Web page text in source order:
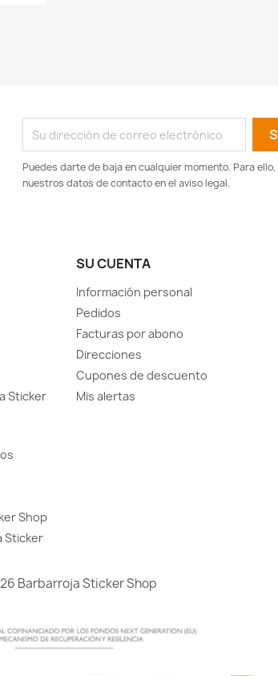
Puedes darte de baja en cualquier momento. Para
nuestros datos de contacto en el aviso legal.
Sticker
Shop
Sticker
SU CUENTA
Información personal
Pedidos
Facturas por abono
Direcciones
Cupones de descuento
Mis alertas
Barbarroja Sticker Shop